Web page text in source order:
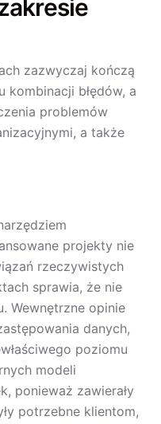
zazwyczaj kończą
kombinacji błędów, a
problemów
a także
projekty nie
rzeczywistych
sprawia, że nie
Wewnętrzne opinie
danych,
poziomu
modeli
ponieważ zawierały
potrzebne klientom,